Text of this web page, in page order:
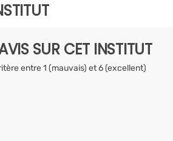
SUR CET INSTITUT
entre 1 (mauvais) et 6 (excellent)